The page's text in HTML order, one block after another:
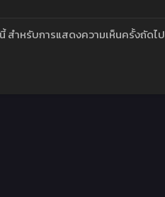
สำหรับการแสดงความเห็นครั้งถัดไป